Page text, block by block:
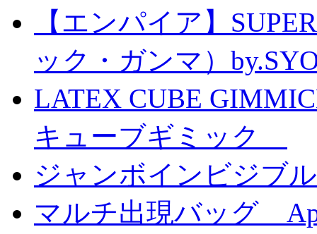
【エンパイア】
ック・ガンマ）
LATEX CUBE
キューブギミック
ジャンボインビジブ
マルチ出現バッグ